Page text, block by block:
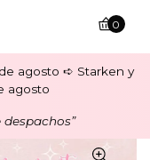
agosto ➪ Starken y
agosto
0